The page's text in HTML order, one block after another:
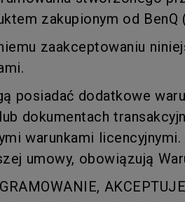
zakupionym od BenQ
zaakceptowaniu
posiadać dodatkowe
dokumentach
warunkami
umowy, obowiązują